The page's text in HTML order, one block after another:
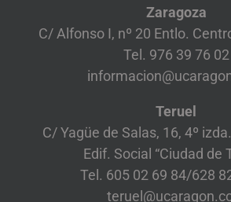
Zaragoza
C/ Alfonso I, nº 20 Entlo.
Tel. 976 39 76 02
Teruel
C/ Yagüe de Salas, 16, 4º
Edif. Social “Ciudad de
Tel. 605 02 69 84/628